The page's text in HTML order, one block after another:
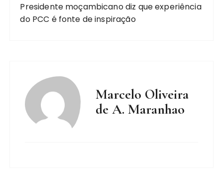
Presidente moçambicano diz que experiência
do PCC é fonte de inspiração
Marcelo Oliveira
de A. Maranhao